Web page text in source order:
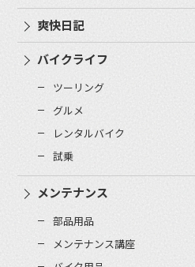
爽快日記
バイクライフ
ツーリング
グルメ
レンタルバイク
試乗
メンテナンス
部品用品
メンテナンス講座